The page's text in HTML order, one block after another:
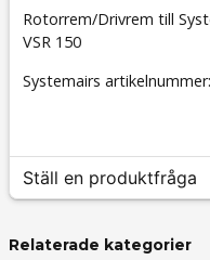
Rotorrem/Drivrem till
VSR 150
Systemairs
Ställ en produktfråga
Relaterade kategorier